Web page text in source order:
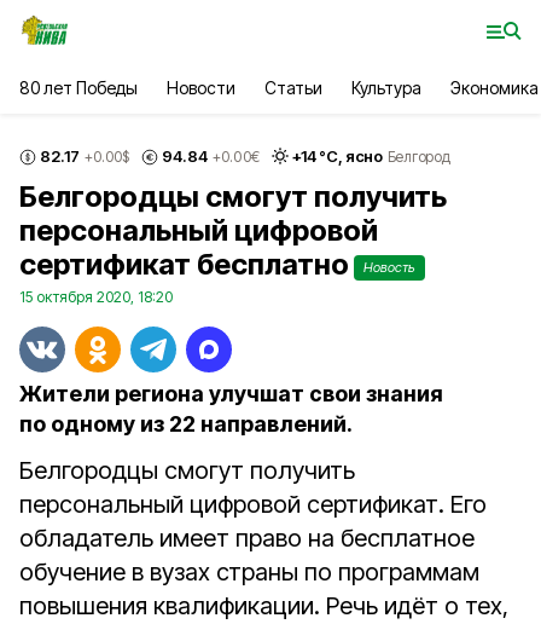
80 лет Победы Новости Статьи Культура Экономика
82.17 +0.00$ 94.84 +0.00€ +14°С, ясно Белгород
Белгородцы смогут получить
персональный цифровой
сертификат бесплатно
Новость
15 октября 2020, 18:20
Жители региона улучшат свои знания
по одному из 22 направлений.
Белгородцы смогут получить
персональный цифровой сертификат. Его
обладатель имеет право на бесплатное
обучение в вузах страны по программам
повышения квалификации. Речь идёт о тех,